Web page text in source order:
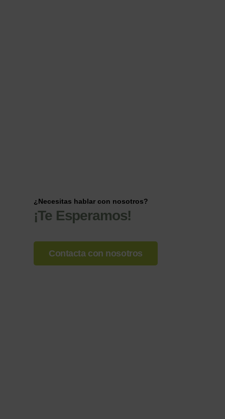
¿Necesitas hablar con nosotros?
¡Te Esperamos!
Contacta con nosotros